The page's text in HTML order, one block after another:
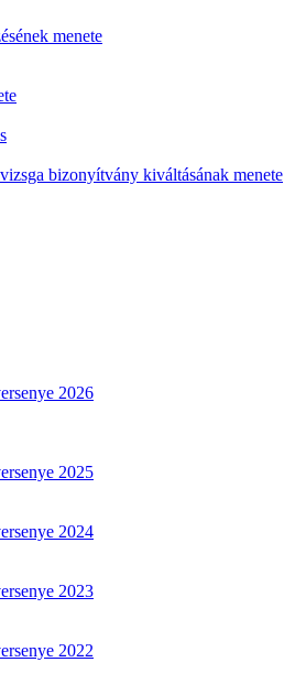
menete
bizonyítvány kiváltásának menete
2026
2025
2024
2023
2022